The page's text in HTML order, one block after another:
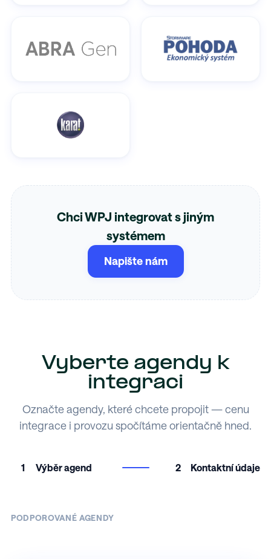
Chci WPJ integrovat s jiným
systémem
Napište nám
Vyberte agendy k
integraci
Označte agendy, které chcete propojit — cenu
integrace i provozu spočítáme orientačně hned.
1 Výběr agend 2 Kontaktní údaje
PODPOROVANÉ AGENDY